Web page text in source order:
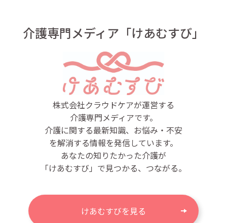
介護専門メディア「けあむすび」
株式会社クラウドケアが運営する
介護専門メディアです。
介護に関する最新知識、お悩み・不安
を解消する情報を発信しています。
あなたの知りたかった介護が
「けあむすび」で見つかる、つながる。
けあむすびを見る